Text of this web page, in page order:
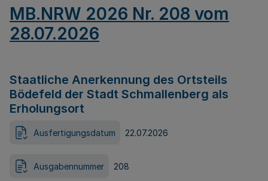
MB.NRW 2026 Nr. 208 vom
28.07.2026
Staatliche Anerkennung des Ortsteils
Bödefeld der Stadt Schmallenberg als
Erholungsort
Ausfertigungsdatum 22.07.2026
Ausgabennummer 208